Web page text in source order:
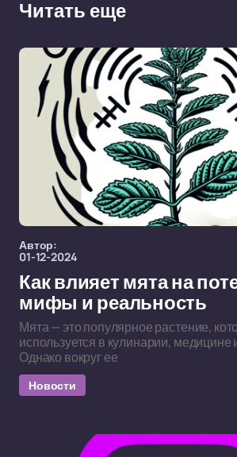
Читать еще
Автор:
01-12-2024
Как влияет мята на
мифы и реальность
Мята — это популярное растение,
используется в кулинарии, медицине
Однако вокруг ее
Новости